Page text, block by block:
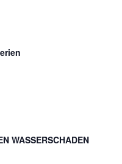
WASSERSCHADEN